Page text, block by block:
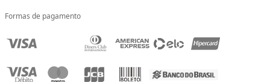
Formas de pagamento